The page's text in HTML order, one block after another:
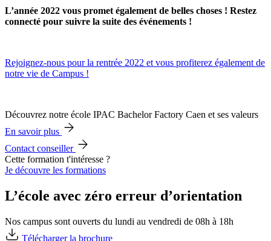
L’année 2022 vous promet également de belles choses ! Restez
connecté pour suivre la suite des événements !
Rejoignez-nous pour la rentrée 2022 et vous profiterez également de
notre vie de Campus !
Découvrez notre école IPAC Bachelor Factory Caen et ses valeurs
En savoir plus
Contact conseiller
Cette formation t'intéresse ?
Je découvre les formations
L’école avec zéro erreur d’orientation
Nos campus sont ouverts du lundi au vendredi de 08h à 18h
Télécharger la brochure